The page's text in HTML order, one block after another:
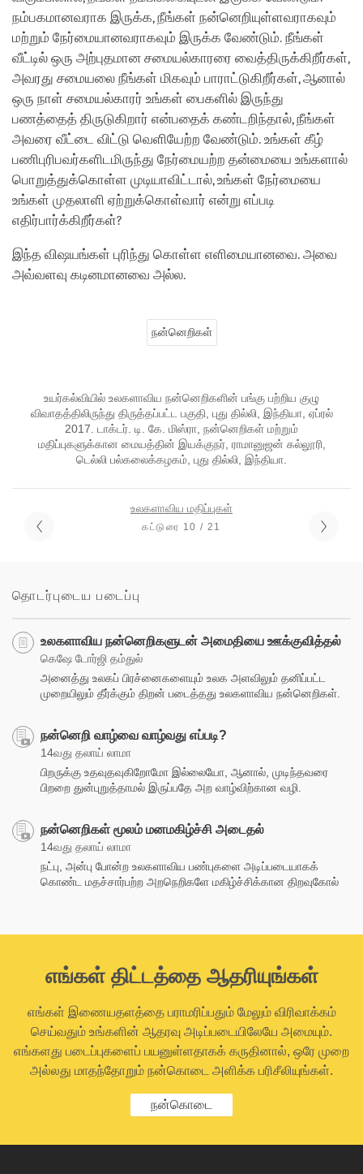
நம்பகமானவராக இருக்க, நீங்கள் நன்னெறியுள்ளவராகவும்
மற்றும் நேர்மையானவராகவும் இருக்க வேண்டும். நீங்கள்
வீட்டில் ஒரு அற்புதமான சமையல்காரரை வைத்திருக்கிறீர்கள்,
அவரது சமையலை நீங்கள் மிகவும் பாராட்டுகிறீர்கள், ஆனால்
ஒரு நாள் சமையல்காரர் உங்கள் பைகளில் இருந்து
பணத்தைத் திருடுகிறார் என்பதைக் கண்டறிந்தால், நீங்கள்
அவரை வீட்டை விட்டு வெளியேற்ற வேண்டும். உங்கள் கீழ்
பணிபுரிபவர்களிடமிருந்து நேர்மையற்ற தன்மையை உங்களால்
பொறுத்துக்கொள்ள முடியாவிட்டால், உங்கள் நேர்மையை
உங்கள் முதலாளி ஏற்றுக்கொள்வார் என்று எப்படி
எதிர்பார்க்கிறீர்கள்?
இந்த விஷயங்கள் புரிந்து கொள்ள எளிமையானவை. அவை
அவ்வளவு கடினமானவை அல்ல.
நன்னெறிகள்
உயர்கல்வியில் உலகளாவிய நன்னெறிகளின் பங்கு பற்றிய குழு
விவாதத்திலிருந்து திருத்தப்பட்ட பகுதி, புது தில்லி, இந்தியா, ஏப்ரல்
2017. டாக்டர். டி. கே. மிஸ்ரா, நன்னெறிகள் மற்றும்
மதிப்புகளுக்கான மையத்தின் இயக்குநர், ராமானுஜன் கல்லூரி,
டெல்லி பல்கலைக்கழகம், புது தில்லி, இந்தியா.
உலகளாவிய மதிப்புகள்
கட்டுரை 10 / 21
தொடர்புடைய படைப்பு
உலகளாவிய நன்னெறிகளுடன் அமைதியை ஊக்குவித்தல்
கெஷே டோர்ஜி தம்துல்
அனைத்து உலகப் பிரச்னைகளையும் உலக அளவிலும் தனிப்பட்ட
முறையிலும் தீர்க்கும் திறன் படைத்தது உலகளாவிய நன்னெறிகள்.
நன்னெறி வாழ்வை வாழ்வது எப்படி?
14வது தலாய் லாமா
பிறருக்கு உதவுதவுகிறோமோ இல்லையோ, ஆனால், முடிந்தவரை
பிறறை துன்புறுத்தாமல் இருப்பதே அற வாழ்விற்கான வழி.
நன்னெறிகள் மூலம் மனமகிழ்ச்சி அடைதல்
14வது தலாய் லாமா
நட்பு, அன்பு போன்ற உலகளாவிய பண்புகளை அடிப்படையாகக்
கொண்ட மதச்சார்பற்ற அறநெறிகளே மகிழ்ச்சிக்கான திறவுகோல்
எங்கள் திட்டத்தை ஆதரியுங்கள்
எங்கள் இணையதளத்தை பராமரிப்பதும் மேலும் விரிவாக்கம்
செய்வதும் உங்களின் ஆதரவு அடிப்படையிலேயே அமையும்.
எங்களது படைப்புகளைப் பயனுள்ளதாகக் கருதினால், ஒரே முறை
அல்லது மாதந்தோறும் நன்கொடை அளிக்க பரிசீலியுங்கள்.
நன்கொடை